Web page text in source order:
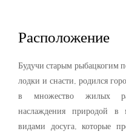
Расположение
Будучи старым рыбацкогим
лодки и снасти, родился
в множество жилых
наслаждения природой в
видами досуга, которые